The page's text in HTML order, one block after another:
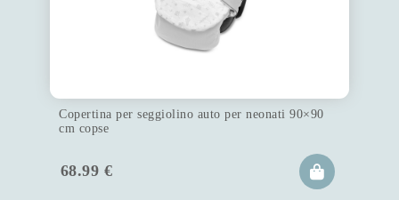
Copertina per seggiolino auto per neonati 90×90
cm copse
68.99 €